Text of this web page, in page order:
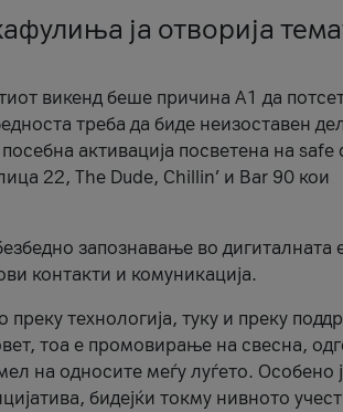
ја отворија
викенд беше причина А1 да
треба да биде неизоставен
активација посветена на
22, The Dude, Chillin’ и Bar 90 кои
запознавање во дигиталната
контакти и комуникација.
технологија, туку и преку
тоа е промовирање на свесна,
на односите меѓу луѓето. Особено
бидејќи токму нивното